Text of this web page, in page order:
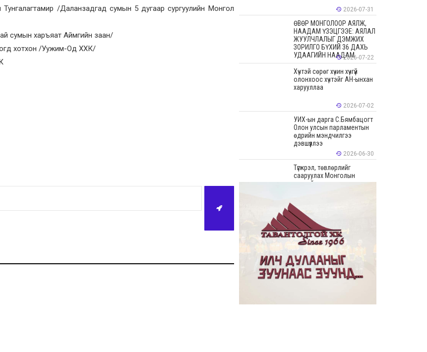
/Даланзадгад сумын 5 дугаар сургуулийн Монгол
сумын харъяат Аймгийн заан/
хотхон /Уужим-Од ХХК/
2026-07-31
ӨВӨР МОНГОЛООР АЯЛЖ,
НААДАМ ҮЗЭЦГЭЭЕ: АЯЛАЛ
ЖУУЛЧЛАЛЫГ ДЭМЖИХ
ЗОРИЛГО БҮХИЙ 36 ДАХЬ
УДААГИЙН НААДАМ2026-07-22
Хүчтэй сөрөг хүчин хүчгүй
олонхоос хүчтэйг АН-ынхан
харууллаа
2026-07-02
УИХ-ын дарга С.Бямбацогт
Олон улсын парламентын
өдрийн мэндчилгээ
дэвшүүллээ
2026-06-30
Түгжрэл, төвлөрлийг
сааруулах Монголын
хамгийн урт худалдааны
“Эрдэнэс Тавантолгой” ХК
Бортээгийн ордын нээлтийг
хийж, олборлолтын ажлыг
эхлүүллээ
Иргэдийн хяналт,
оролцооны үр дүнд
авлигатай тэмцэх, төрийн
сайжруулах боломжтой гэв
2026-06-22